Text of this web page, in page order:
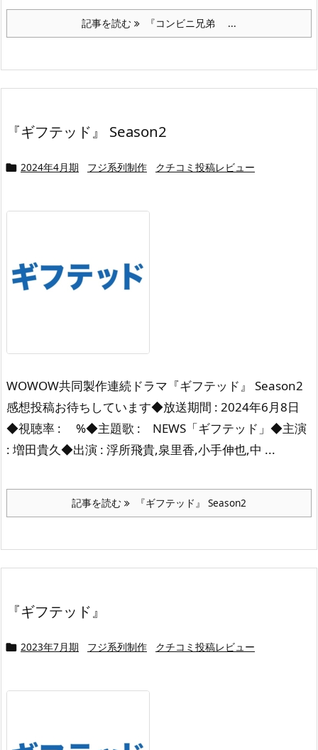
記事を読む 『コンビニ兄弟 ...
『ギフテッド』 Season2
 2024年4月期 フジ系列制作 クチコミ投稿レビュー
WOWOW共同製作連続ドラマ『ギフテッド』 Season2
感想投稿お待ちしています◆放送期間 : 2024年6月8日
◆視聴率 : %◆主題歌 : NEWS「ギフテッド」◆主演
: 増田貴久◆出演 : 浮所飛貴,泉里香,小手伸也,中 ...
記事を読む 『ギフテッド』 Season2
『ギフテッド』
 2023年7月期 フジ系列制作 クチコミ投稿レビュー